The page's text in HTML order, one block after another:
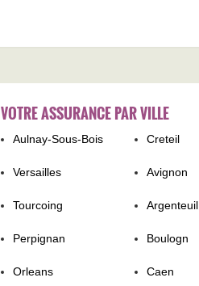
VOTRE ASSURANCE PAR VILLE
Aulnay-Sous-Bois Creteil
Versailles Avignon
Tourcoing Argenteuil
Perpignan Boulogn
Orleans Caen